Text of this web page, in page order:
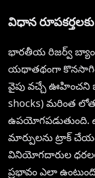
విధాన రూపకర్తలకు
భారతీయ రిజర్వ్
యథాతథంగా
వైపు వచ్చే ఊహించని
shocks) మరింత
ఉపయోగపడుతుంది.
మార్పులను ట్రాక్
వినియోగదారుల
ప్రభావం ఎలా